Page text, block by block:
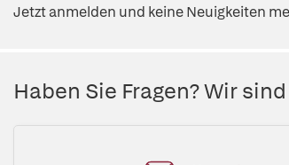
Jetzt anmelden und keine Neuigkeiten
Haben Sie Fragen? Wir